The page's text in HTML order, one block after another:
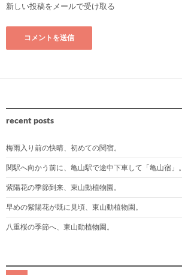
新しい投稿をメールで受け取る
recent posts
梅雨入り前の快晴、初めての関宿。
関駅へ向かう前に、亀山駅で途中下車して「亀山宿」。
紫陽花の季節到来、東山動植物園。
早めの紫陽花が既に見頃、東山動植物園。
八重桜の季節へ、東山動植物園。